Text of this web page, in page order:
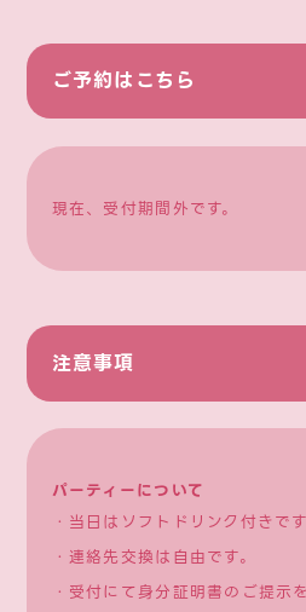
ご予約はこちら
現在、受付期間外です。
注意事項
パーティーについて
・当日はソフトドリンク付きです
・連絡先交換は自由です。
・受付にて身分証明書のご提示